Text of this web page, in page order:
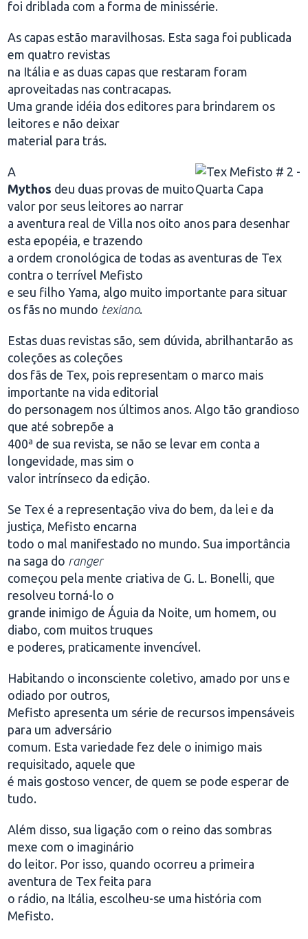
foi driblada com a forma de minissérie.
As capas estão maravilhosas. Esta saga foi publicada
em quatro revistas
na Itália e as duas capas que restaram foram
aproveitadas nas contracapas.
Uma grande idéia dos editores para brindarem os
leitores e não deixar
material para trás.
A
Mythos deu duas provas de muito
valor por seus leitores ao narrar
a aventura real de Villa nos oito anos para desenhar
esta epopéia, e trazendo
a ordem cronológica de todas as aventuras de Tex
contra o terrível Mefisto
e seu filho Yama, algo muito importante para situar
os fãs no mundo texiano.
Estas duas revistas são, sem dúvida, abrilhantarão as
coleções as coleções
dos fãs de Tex, pois representam o marco mais
importante na vida editorial
do personagem nos últimos anos. Algo tão grandioso
que até sobrepõe a
400ª de sua revista, se não se levar em conta a
longevidade, mas sim o
valor intrínseco da edição.
Se Tex é a representação viva do bem, da lei e da
justiça, Mefisto encarna
todo o mal manifestado no mundo. Sua importância
na saga do ranger
começou pela mente criativa de G. L. Bonelli, que
resolveu torná-lo o
grande inimigo de Águia da Noite, um homem, ou
diabo, com muitos truques
e poderes, praticamente invencível.
Habitando o inconsciente coletivo, amado por uns e
odiado por outros,
Mefisto apresenta um série de recursos impensáveis
para um adversário
comum. Esta variedade fez dele o inimigo mais
requisitado, aquele que
é mais gostoso vencer, de quem se pode esperar de
tudo.
Além disso, sua ligação com o reino das sombras
mexe com o imaginário
do leitor. Por isso, quando ocorreu a primeira
aventura de Tex feita para
o rádio, na Itália, escolheu-se uma história com
Mefisto.